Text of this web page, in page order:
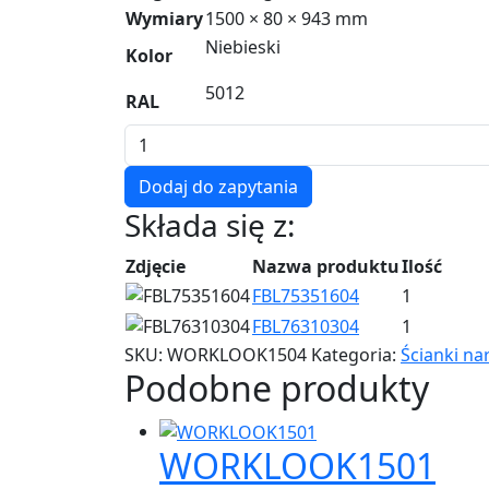
Wymiary1500 × 80 × 943 mm
Kolor
Niebieski
RAL
5012
ilość
WORKLOOK1504
Dodaj do zapytania
Składa się z:
Zdjęcie Nazwa produktuIlość
FBL75351604
1
FBL76310304
1
SKU: WORKLOOK1504 Kategoria: Ścianki
Podobne produkty
WORKLOOK1501